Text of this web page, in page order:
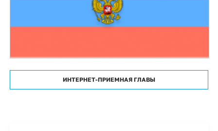
ИНТЕРНЕТ-ПРИЕМНАЯ ГЛАВЫ